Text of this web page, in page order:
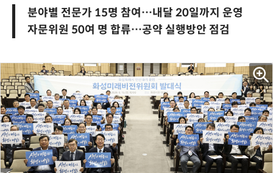
분야별 전문가 15명 참여…내달 20일까지 운영
자문위원 50여 명 합류…공약 실행방안 점검